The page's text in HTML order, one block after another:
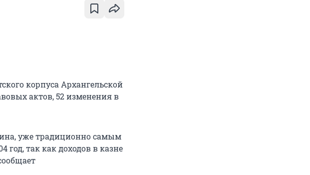
корпуса Архангельской
актов, 52 изменения в
уже традиционно самым
так как доходов в казне